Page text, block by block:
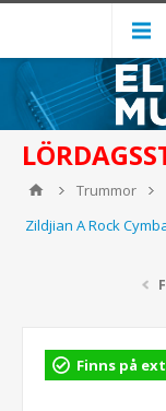
Trummor
Zildjian A Rock
Finns på